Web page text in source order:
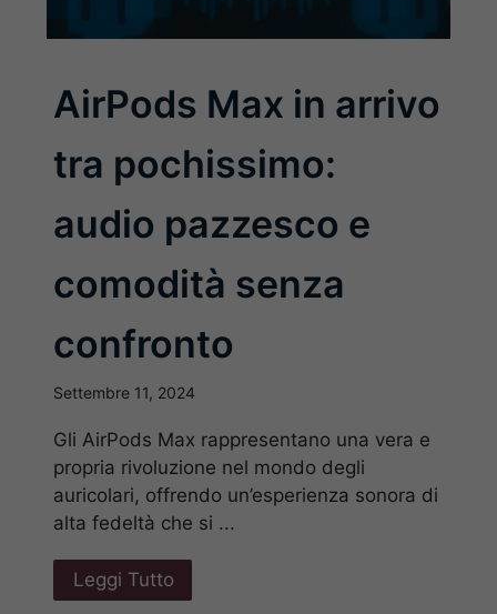
AirPods Max in arrivo
tra pochissimo:
audio pazzesco e
comodità senza
confronto
Settembre 11, 2024
Gli AirPods Max rappresentano una vera e
propria rivoluzione nel mondo degli
auricolari, offrendo un’esperienza sonora di
alta fedeltà che si ...
Leggi Tutto